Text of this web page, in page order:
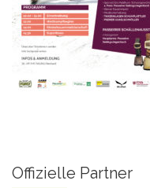
Offizielle Partner